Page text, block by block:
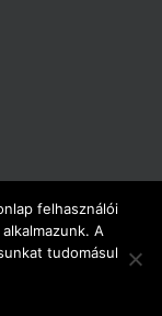
felhasználói
A
tudomásul